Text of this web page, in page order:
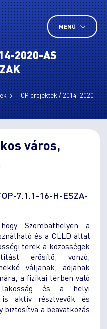
MENÜ
2020-AS
TOP projektek / 2014-2020-
város,
7.1.1-16-H-ESZA-
Szombathelyen a
és a CLLD által
terek a közösségek
erősítő, vonzó,
váljanak, adjanak
a fizikai térben való
és a helyi
is aktív résztvevők és
biztosítva a beavatkozás